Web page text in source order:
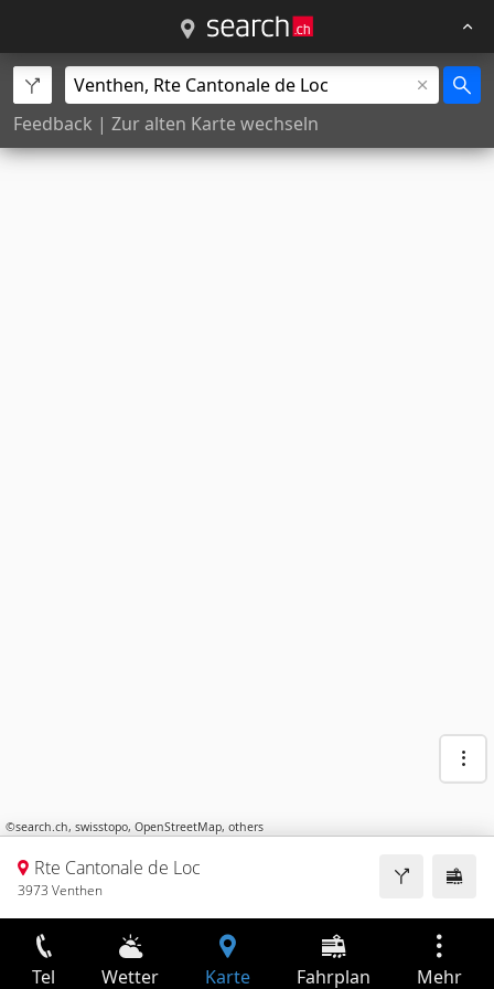
Feedback | Zur alten Karte wechseln
©search.ch, swisstopo, OpenStreetMap, others
Rte Cantonale de Loc
3973 Venthen
Tel Wetter Karte Fahrplan Mehr